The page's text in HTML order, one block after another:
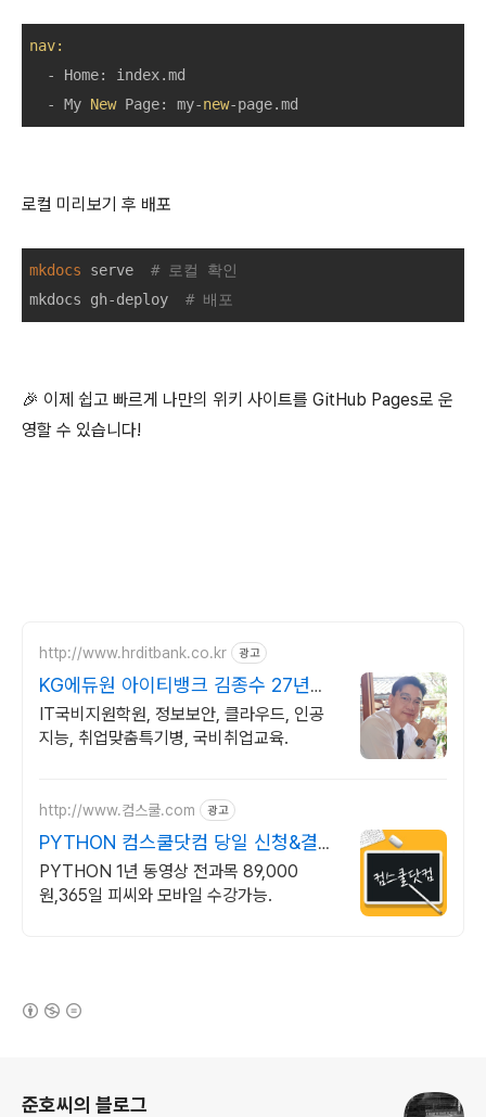
nav:
  - Home: index.md
  - My
New Page: my-new
로컬 미리보기 후 배포
mkdocs serve # 로컬 확인
mkdocs gh-deploy # 배포
🎉 이제 쉽고 빠르게 나만의 위키 사이트를 GitHub Pages로 운
영할 수 있습니다!
http://www.hrditbank.co.kr 광고
KG에듀원 아이티뱅크 김종수 27년경
력전문가 IT취업상담
IT국비지원학원, 정보보안, 클라우드, 인공
지능, 취업맞춤특기병, 국비취업교육.
http://www.컴스쿨.com 광고
PYTHON 컴스쿨닷컴 당일 신청&결제
시 기프티콘!
PYTHON 1년 동영상 전과목 89,000
원,365일 피씨와 모바일 수강가능.
준호씨의 블로그